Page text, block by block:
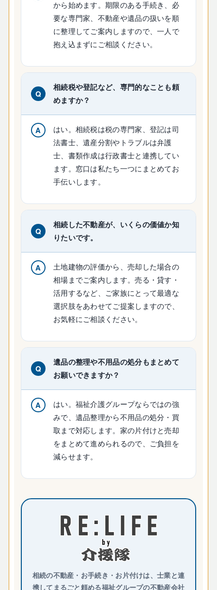
から始めます。期限のある手続き、必
要な専門家、不動産や遺品の扱いを順
に整理してご案内しますので、一人で
抱え込まずにご相談ください。
相続税や登記など、専門的なことも頼
めますか？
はい。相続税は税の専門家、登記は司
法書士、遺産分割やトラブルは弁護
士、書類作成は行政書士と連携してい
ます。窓口は私たち一つにまとめてお
手伝いします。
相続した不動産が、いくらの価値か知
りたいです。
土地建物の評価から、売却した場合の
相場までご案内します。売る・貸す・
活用するなど、ご家族にとって最適な
選択肢をあわせてご提案しますので、
お気軽にご相談ください。
遺品の整理や不用品の処分もまとめて
お願いできますか？
はい。福祉介護グループならではの強
みで、遺品整理から不用品の処分・買
取まで対応します。家の片付けと売却
をまとめて進められるので、ご負担を
減らせます。
相続の不動産・お手続き・お片付けは、士業と連
携してまるごと頼める福祉グループの不動産会社